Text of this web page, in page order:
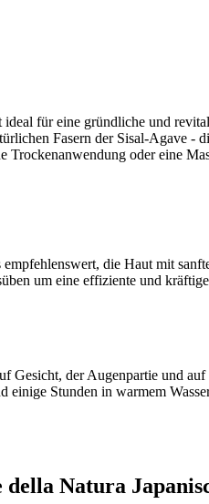
für eine gründliche und
Fasern der Sisal-Agave
Trockenanwendung oder eine
die Haut mit
um eine effiziente und
Gesicht, der Augenpartie und
einige Stunden in warmem
Natura